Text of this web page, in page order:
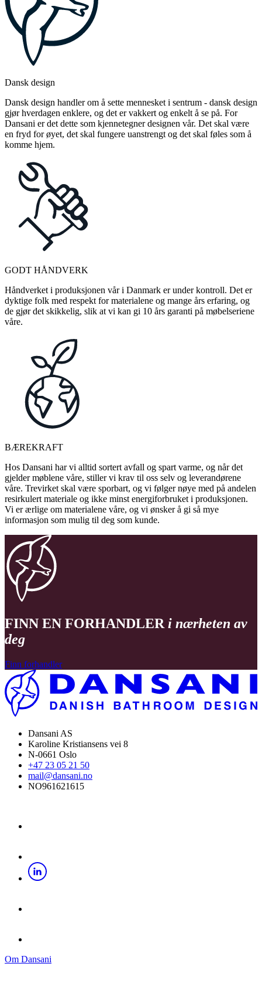
Dansk design
Dansk design handler om å sette mennesket i sentrum - dansk design
gjør hverdagen enklere, og det er vakkert og enkelt å se på. For
Dansani er det dette som kjennetegner designen vår. Det skal være
en fryd for øyet, det skal fungere uanstrengt og det skal føles som å
komme hjem.
GODT HÅNDVERK
Håndverket i produksjonen vår i Danmark er under kontroll. Det er
dyktige folk med respekt for materialene og mange års erfaring, og
de gjør det skikkelig, slik at vi kan gi 10 års garanti på møbelseriene
våre.
BÆREKRAFT
Hos Dansani har vi alltid sortert avfall og spart varme, og når det
gjelder møblene våre, stiller vi krav til oss selv og leverandørene
våre. Trevirket skal være sporbart, og vi følger nøye med på andelen
resirkulert materiale og ikke minst energiforbruket i produksjonen.
Vi er ærlige om materialene våre, og vi ønsker å gi så mye
informasjon som mulig til deg som kunde.
FINN EN FORHANDLER i nærheten av
deg
Finn forhandler
Dansani AS
Karoline Kristiansens vei 8
N-0661 Oslo
+47 23 05 21 50
mail@dansani.no
NO961621615
Om Dansani